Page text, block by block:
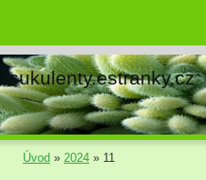
sukulenty.estranky.cz
Úvod » 2024 » 11